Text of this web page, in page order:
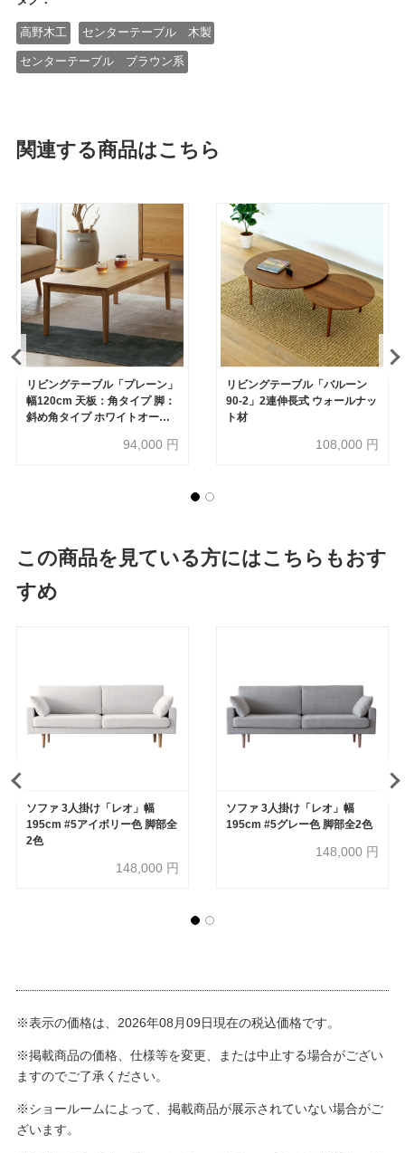
高野木工 センターテーブル 木製
センターテーブル ブラウン系
関連する商品はこちら
リビングテーブル「プレーン」
幅120cm 天板：角タイプ 脚：
斜め角タイプ ホワイトオーク
94,000 円
リビングテーブル「バルーン
90-2」2連伸長式 ウォールナッ
ト材
108,000 円
この商品を見ている方にはこちらもおす
すめ
ソファ 3人掛け「レオ」幅
195cm #5アイボリー色 脚部全
2色
148,000 円
ソファ 3人掛け「レオ」幅
195cm #5グレー色 脚部全2色
148,000 円
※表示の価格は、2026年08月09日現在の税込価格です。
※掲載商品の価格、仕様等を変更、または中止する場合がござい
ますのでご了承ください。
※ショールームによって、掲載商品が展示されていない場合がご
ざいます。